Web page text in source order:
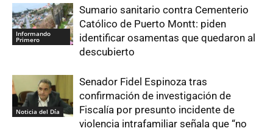
Informando
Primero
Sumario sanitario contra Cementerio
Católico de Puerto Montt: piden
identificar osamentas que quedaron al
descubierto
Noticia del Día
Senador Fidel Espinoza tras
confirmación de investigación de
Fiscalía por presunto incidente de
violencia intrafamiliar señala que “no